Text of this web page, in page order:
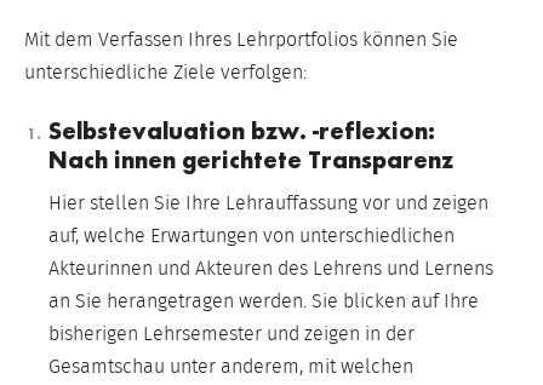
Mit dem Verfassen Ihres Lehrportfolios können Sie
unterschiedliche Ziele verfolgen:
Selbstevaluation bzw. -reflexion:
Nach innen gerichtete Transparenz
Hier stellen Sie Ihre Lehrauffassung vor und zeigen
auf, welche Erwartungen von unterschiedlichen
Akteurinnen und Akteuren des Lehrens und Lernens
an Sie herangetragen werden. Sie blicken auf Ihre
bisherigen Lehrsemester und zeigen in der
Gesamtschau unter anderem, mit welchen